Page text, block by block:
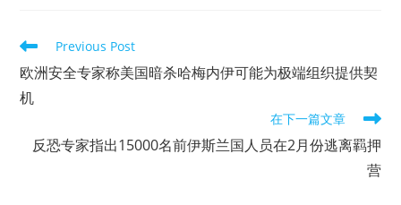
Read
articles
Previous Post
欧洲安全专家称美国暗杀哈梅内伊可能为极端组织提供契
机
在下一篇文章
反恐专家指出15000名前伊斯兰国人员在2月份逃离羁押
营